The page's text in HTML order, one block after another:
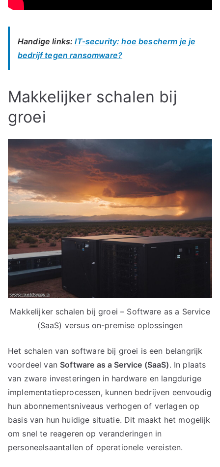
Handige links:IT-security: hoe bescherm je je
bedrijf tegen ransomware?
Makkelijker schalen bij
groei
Makkelijker schalen bij groei – Software as a Service
(SaaS) versus on-premise oplossingen
Het schalen van software bij groei is een belangrijk
voordeel van Software as a Service (SaaS). In plaats
van zware investeringen in hardware en langdurige
implementatieprocessen, kunnen bedrijven eenvoudig
hun abonnementsniveaus verhogen of verlagen op
basis van hun huidige situatie. Dit maakt het mogelijk
om snel te reageren op veranderingen in
personeelsaantallen of operationele vereisten.